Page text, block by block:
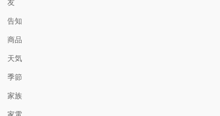
友
告知
商品
天気
季節
家族
家電